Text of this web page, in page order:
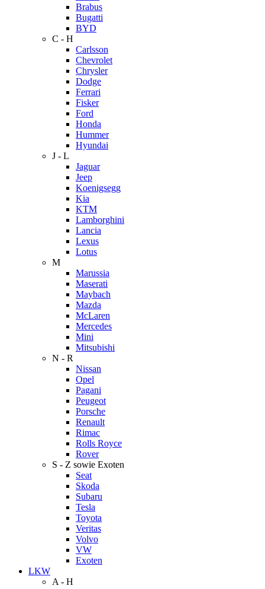
Brabus
Bugatti
BYD
C - H
Carlsson
Chevrolet
Chrysler
Dodge
Ferrari
Fisker
Ford
Honda
Hummer
Hyundai
J - L
Jaguar
Jeep
Koenigsegg
Kia
KTM
Lamborghini
Lancia
Lexus
Lotus
M
Marussia
Maserati
Maybach
Mazda
McLaren
Mercedes
Mini
Mitsubishi
N - R
Nissan
Opel
Pagani
Peugeot
Porsche
Renault
Rimac
Rolls Royce
Rover
S - Z sowie Exoten
Seat
Skoda
Subaru
Tesla
Toyota
Veritas
Volvo
VW
Exoten
LKW
A - H